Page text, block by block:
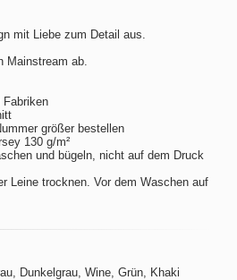
mit Liebe zum Detail aus.
Mainstream ab.
Fabriken
größer bestellen
130 g/m²
und bügeln, nicht auf dem Druck
Leine trocknen. Vor dem Waschen auf
Dunkelgrau, Wine, Grün, Khaki